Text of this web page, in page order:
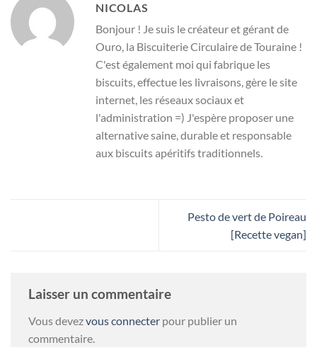
NICOLAS
Bonjour ! Je suis le créateur et gérant de
Ouro, la Biscuiterie Circulaire de Touraine !
C'est également moi qui fabrique les
biscuits, effectue les livraisons, gère le site
internet, les réseaux sociaux et
l'administration =) J'espère proposer une
alternative saine, durable et responsable
aux biscuits apéritifs traditionnels.
Pesto de vert de Poireau
[Recette vegan]
Laisser un commentaire
Vous devezvous connecter pour publier un
commentaire.